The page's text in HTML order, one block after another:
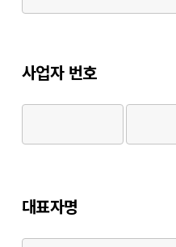
사업자 번호
두번째
세번째
대표자명